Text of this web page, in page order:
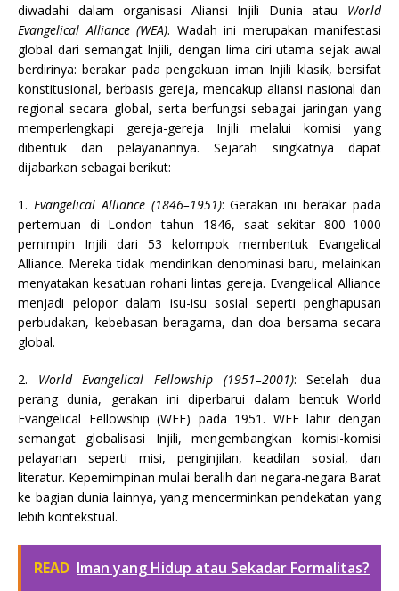
diwadahi dalam organisasi Aliansi Injili Dunia atau World
Evangelical Alliance (WEA). Wadah ini merupakan manifestasi
global dari semangat Injili, dengan lima ciri utama sejak awal
berdirinya: berakar pada pengakuan iman Injili klasik, bersifat
konstitusional, berbasis gereja, mencakup aliansi nasional dan
regional secara global, serta berfungsi sebagai jaringan yang
memperlengkapi gereja-gereja Injili melalui komisi yang
dibentuk dan pelayanannya. Sejarah singkatnya dapat
dijabarkan sebagai berikut:
1. Evangelical Alliance (1846–1951): Gerakan ini berakar pada
pertemuan di London tahun 1846, saat sekitar 800–1000
pemimpin Injili dari 53 kelompok membentuk Evangelical
Alliance. Mereka tidak mendirikan denominasi baru, melainkan
menyatakan kesatuan rohani lintas gereja. Evangelical Alliance
menjadi pelopor dalam isu-isu sosial seperti penghapusan
perbudakan, kebebasan beragama, dan doa bersama secara
global.
2. World Evangelical Fellowship (1951–2001): Setelah dua
perang dunia, gerakan ini diperbarui dalam bentuk World
Evangelical Fellowship (WEF) pada 1951. WEF lahir dengan
semangat globalisasi Injili, mengembangkan komisi-komisi
pelayanan seperti misi, penginjilan, keadilan sosial, dan
literatur. Kepemimpinan mulai beralih dari negara-negara Barat
ke bagian dunia lainnya, yang mencerminkan pendekatan yang
lebih kontekstual.
READ Iman yang Hidup atau Sekadar Formalitas?